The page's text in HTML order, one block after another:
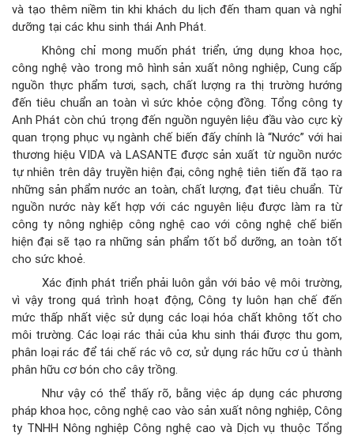
và tạo thêm niềm tin khi khách du lịch đến tham quan và nghỉ
dưỡng tại các khu sinh thái Anh Phát.
Không chỉ mong muốn phát triển, ứng dụng khoa học,
công nghệ vào trong mô hình sản xuất nông nghiệp, Cung cấp
nguồn thực phẩm tươi, sạch, chất lượng ra thị trường hướng
đến tiêu chuẩn an toàn vì sức khỏe cộng đồng. Tổng công ty
Anh Phát còn chú trọng đến nguồn nguyên liệu đầu vào cực kỳ
quan trọng phục vụ ngành chế biến đấy chính là “Nước” với hai
thương hiệu VIDA và LASANTE được sản xuất từ nguồn nước
tự nhiên trên dây truyền hiện đại, công nghệ tiên tiến đã tạo ra
những sản phẩm nước an toàn, chất lượng, đạt tiêu chuẩn. Từ
nguồn nước này kết hợp với các nguyên liệu được làm ra từ
công ty nông nghiệp công nghệ cao với công nghệ chế biến
hiện đại sẽ tạo ra những sản phẩm tốt bổ dưỡng, an toàn tốt
cho sức khoẻ.
Xác định phát triển phải luôn gắn với bảo vệ môi trường,
vì vậy trong quá trình hoạt động, Công ty luôn hạn chế đến
mức thấp nhất việc sử dụng các loại hóa chất không tốt cho
môi trường. Các loại rác thải của khu sinh thái được thu gom,
phân loại rác để tái chế rác vô cơ, sử dụng rác hữu cơ ủ thành
phân hữu cơ bón cho cây trồng.
Như vậy có thể thấy rõ, bằng việc áp dụng các phương
pháp khoa học, công nghệ cao vào sản xuất nông nghiệp, Công
ty TNHH Nông nghiệp Công nghệ cao và Dịch vụ thuộc Tổng